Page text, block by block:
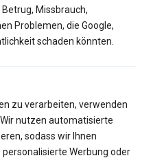
Missbrauch,
Problemen, die Google,
schaden könnten.
zu verarbeiten, verwenden
nutzen automatisierte
sodass wir Ihnen
Werbung oder